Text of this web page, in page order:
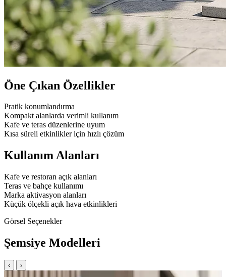
Öne Çıkan Özellikler
Pratik konumlandırma
Kompakt alanlarda verimli kullanım
Kafe ve teras düzenlerine uyum
Kısa süreli etkinlikler için hızlı çözüm
Kullanım Alanları
Kafe ve restoran açık alanları
Teras ve bahçe kullanımı
Marka aktivasyon alanları
Küçük ölçekli açık hava etkinlikleri
Görsel Seçenekler
Şemsiye Modelleri
‹ ›